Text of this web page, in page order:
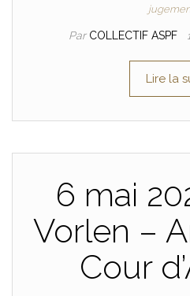
Par COLLECTIF ASPF
Lire la
6 mai
Vorlen –
Cour